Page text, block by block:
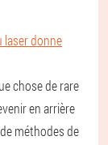
laser donne
chose de rare
en arrière
méthodes de